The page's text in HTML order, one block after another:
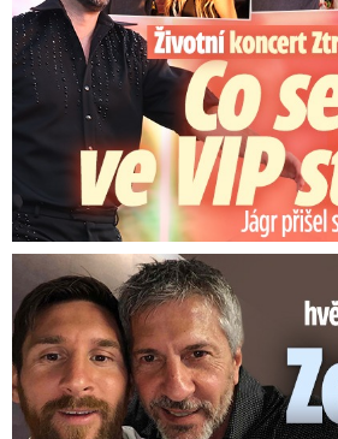
Tragédie hvězdného Messiho: Zemřel